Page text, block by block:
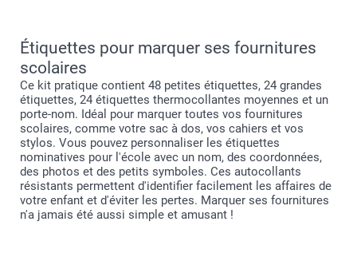
Étiquettes pour marquer ses fournitures
scolaires
Ce kit pratique contient 48 petites étiquettes, 24 grandes
étiquettes, 24 étiquettes thermocollantes moyennes et un
porte-nom. Idéal pour marquer toutes vos fournitures
scolaires, comme votre sac à dos, vos cahiers et vos
stylos. Vous pouvez personnaliser les étiquettes
nominatives pour l'école avec un nom, des coordonnées,
des photos et des petits symboles. Ces autocollants
résistants permettent d'identifier facilement les affaires de
votre enfant et d'éviter les pertes. Marquer ses fournitures
n'a jamais été aussi simple et amusant !